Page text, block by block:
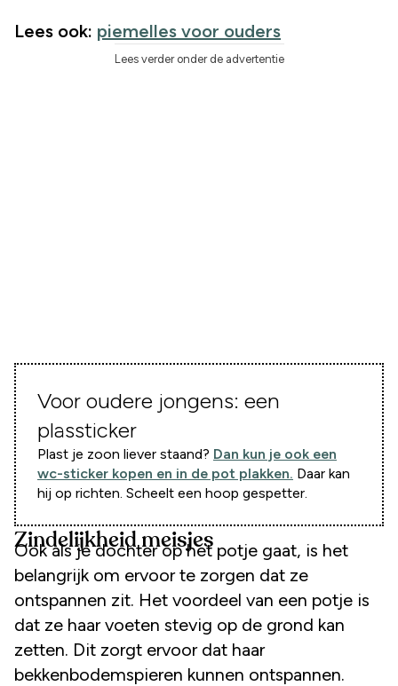
Lees ook: piemelles voor ouders
Lees verder onder de advertentie
Voor oudere jongens: een
plassticker
Plast je zoon liever staand? Dan kun je ook een
wc-sticker kopen en in de pot plakken. Daar kan
hij op richten. Scheelt een hoop gespetter.
Zindelijkheid meisjes
Ook als je dochter op het potje gaat, is het
belangrijk om ervoor te zorgen dat ze
ontspannen zit. Het voordeel van een potje is
dat ze haar voeten stevig op de grond kan
zetten. Dit zorgt ervoor dat haar
bekkenbodemspieren kunnen ontspannen.